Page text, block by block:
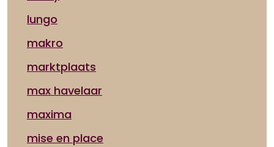
lungo
makro
marktplaats
max havelaar
maxima
mise en place